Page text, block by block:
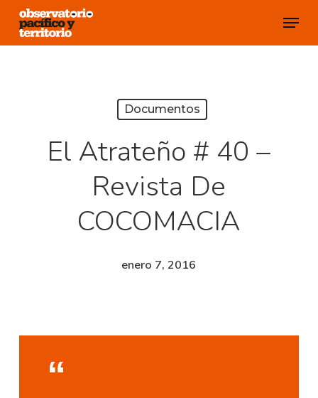
Skip
Menu
Documentos
El Atrateño # 40 –
Revista De
COCOMACIA
enero 7, 2016
Close